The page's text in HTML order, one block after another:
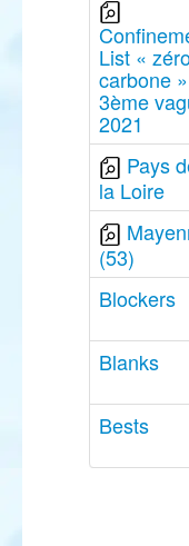
List «
carbone
3ème
2021
Pays
la Loire
(53)
Blockers
Blanks
Bests